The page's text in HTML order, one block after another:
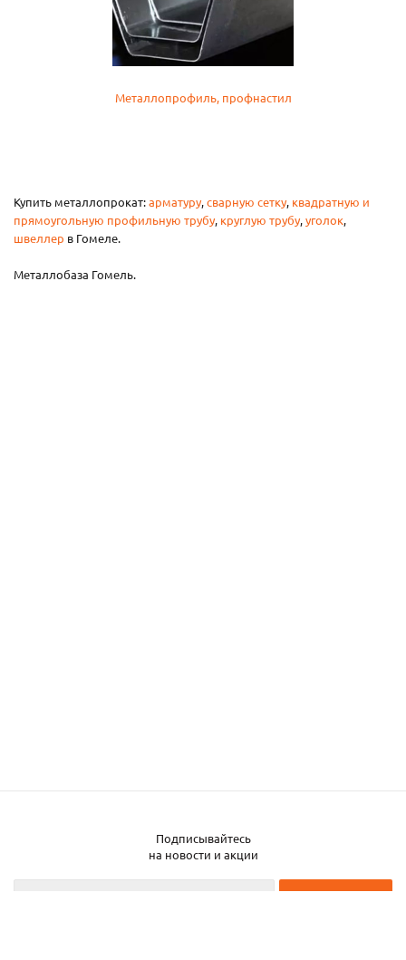
Металлопрофиль, профнастил
Купить металлопрокат:арматуру,сварную сетку, квадратную и
прямоугольную профильную трубу, круглую трубу,уголок,
швеллер в Гомеле.
Металлобаза Гомель.
Подписывайтесь
на новости и акции